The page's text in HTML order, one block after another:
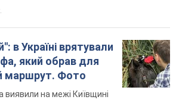
в Україні врятували
який обрав для
маршрут. Фото
виявили на межі Київщині